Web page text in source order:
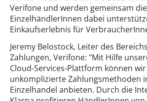
Verifone und werden gemeinsam die
EinzelhändlerInnen dabei
Einkaufserlebnis für
Jeremy Belostock, Leiter des
Zahlungen, Verifone: "Mit Hilfe
Cloud-Services-Plattform können
unkomplizierte Zahlungsmethoden
Einzelhandel anbieten. Durch die